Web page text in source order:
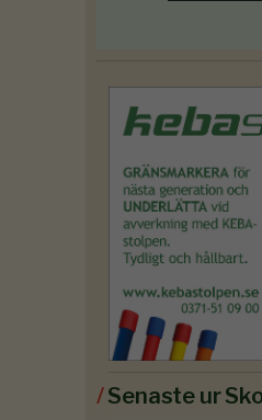
/Senaste ur